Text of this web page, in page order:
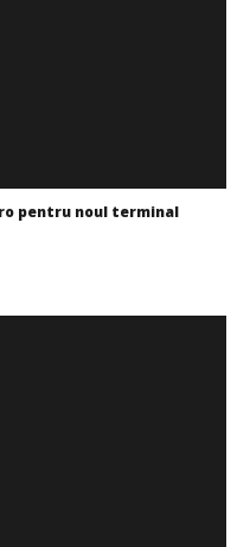
de achiziție a Cargus
pentru noul terminal